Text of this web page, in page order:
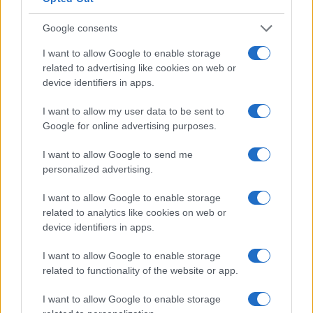
Google consents
I want to allow Google to enable storage
related to advertising like cookies on web or
device identifiers in apps.
I want to allow my user data to be sent to
Google for online advertising purposes.
I want to allow Google to send me
personalized advertising.
I want to allow Google to enable storage
related to analytics like cookies on web or
device identifiers in apps.
I want to allow Google to enable storage
related to functionality of the website or app.
I want to allow Google to enable storage
I nostri cari
I nostri cari
I nostri cari
Giovannimaria Cabras